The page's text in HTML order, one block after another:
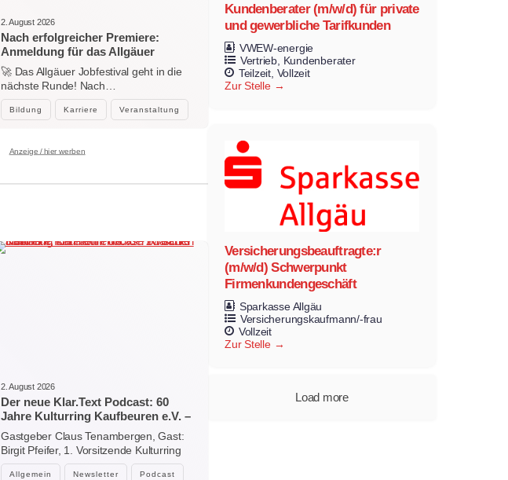
Bildung Karriere Veranstaltung
2. August 2026
Nach erfolgreicher Premiere:
Anmeldung für das Allgäuer
Jobfestival 2027 startet
🚀 Das Allgäuer Jobfestival geht in die
nächste Runde! Nach…
Anzeige / hier werben
Allgemein Newsletter Podcast
2. August 2026
Der neue Klar.Text Podcast: 60
Jahre Kulturring Kaufbeuren e.V. –
zwischen Jubiläum, Ehrenamt und
der Kraft der Kultur
Gastgeber Claus Tenambergen, Gast:
Birgit Pfeifer, 1. Vorsitzende Kulturring
Kaufbeuren…
Kundenberater (m/w/d) für private
und gewerbliche Tarifkunden
VWEW-energie
Vertrieb Kundenberater
Teilzeit Vollzeit
Zur Stelle
Versicherungsbeauftragte:r
(m/w/d) Schwerpunkt
Firmenkundengeschäft
Sparkasse Allgäu
Versicherungskaufmann/-frau
Vollzeit
Zur Stelle
Load more